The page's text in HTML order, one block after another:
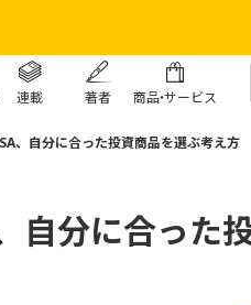
連載 著者 商品・サービス
、自分に合った投資商品を選ぶ考え方
自分に合った